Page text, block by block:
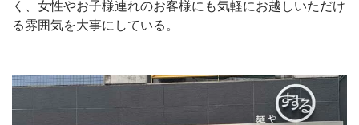
く、女性やお子様連れのお客様にも気軽にお越しいただけ
る雰囲気を大事にしている。